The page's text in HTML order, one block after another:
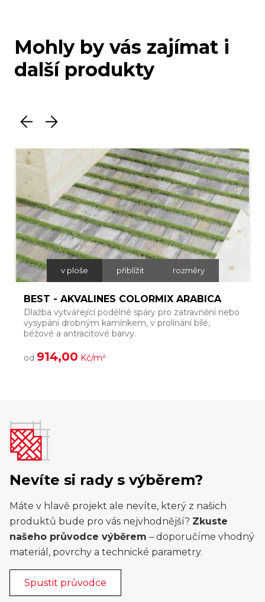
Mohly by vás zajímat i
další produkty
v ploše přiblížit rozměry
BEST - AKVALINES COLORMIX ARABICA
Dlažba vytvářející podélné spáry pro zatravnění nebo
vysypání drobným kamínkem, v prolínání bílé,
béžové a antracitové barvy.
od 914,00 Kč/m²
Nevíte si rady s výběrem?
Máte v hlavě projekt ale nevíte, který z našich
produktů bude pro vás nejvhodnější? Zkuste
našeho průvodce výběrem – doporučíme vhodný
materiál, povrchy a technické parametry.
Spustit průvodce